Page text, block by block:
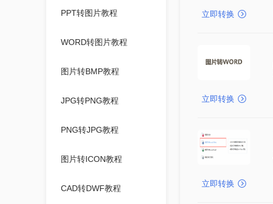
PPT转图片教程
WORD转图片教程
图片转BMP教程
JPG转PNG教程
PNG转JPG教程
图片转ICON教程
CAD转DWF教程
立即转换
立即转换
立即转换